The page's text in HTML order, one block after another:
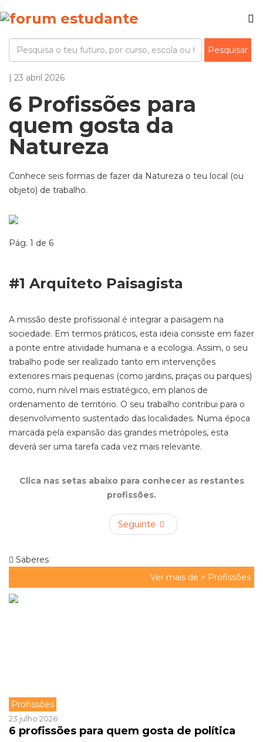
| 23 abril 2026
6 Profissões para
quem gosta da
Natureza
Conhece seis formas de fazer da Natureza o teu local (ou
objeto) de trabalho.
Pág. 1 de 6
#1 Arquiteto Paisagista
A missão deste profissional é integrar a paisagem na
sociedade. Em termos práticos, esta ideia consiste em fazer
a ponte entre atividade humana e a ecologia. Assim, o seu
trabalho pode ser realizado tanto em intervenções
exteriores mais pequenas (como jardins, praças ou parques)
como, num nível mais estratégico, em planos de
ordenamento de território. O seu trabalho contribui para o
desenvolvimento sustentado das localidades. Numa época
marcada pela expansão das grandes metrópoles, esta
deverá ser uma tarefa cada vez mais relevante.
Clica nas setas abaixo para conhecer as restantes
profissões.
Seguinte
Saberes
Ver mais de > Profissões
Profissões
23 julho 2026
6 profissões para quem gosta de política